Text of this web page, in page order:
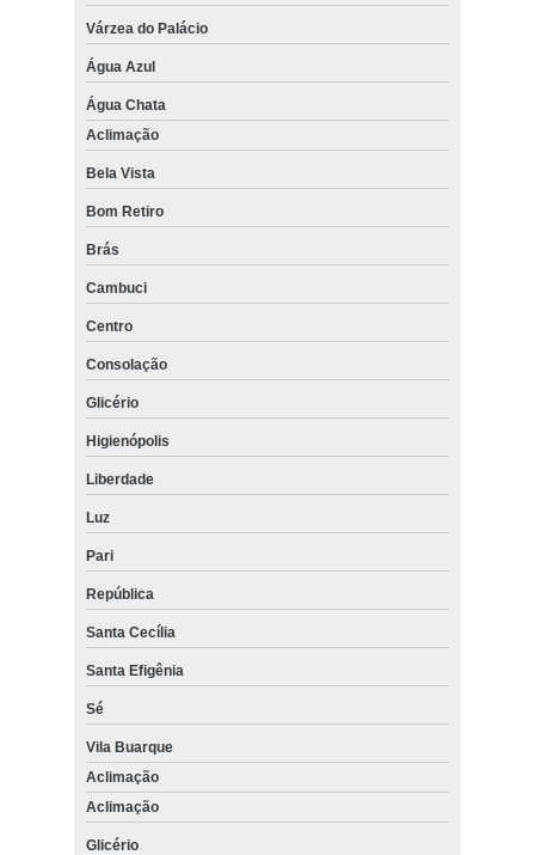
Várzea do Palácio
Água Azul
Água Chata
Aclimação
Bela Vista
Bom Retiro
Brás
Cambuci
Centro
Consolação
Glicério
Higienópolis
Liberdade
Luz
Pari
República
Santa Cecília
Santa Efigênia
Sé
Vila Buarque
Aclimação
Aclimação
Glicério